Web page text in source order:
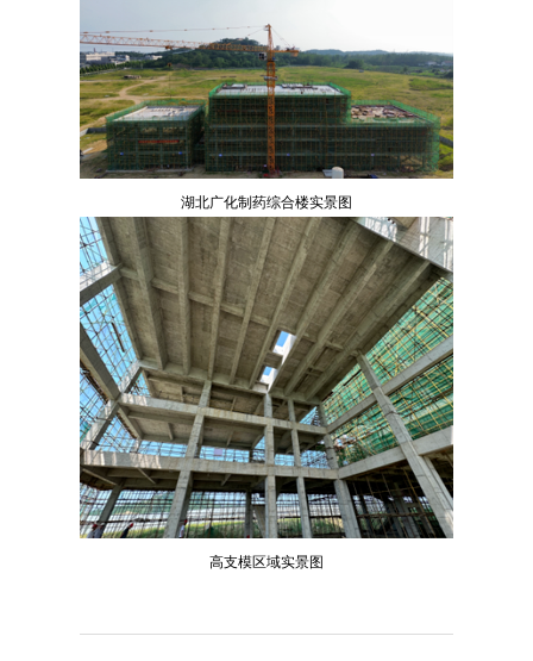
湖北广化制药综合楼实景图
高支模区域实景图